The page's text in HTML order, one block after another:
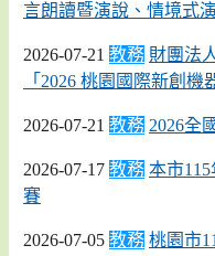
言朗讀暨演說、情境式
2026-07-21 教務 財團法
「2026 桃園國際新創機
2026-07-21 教務 2026全
2026-07-17 教務 本市
賽
2026-07-05 教務 桃園市